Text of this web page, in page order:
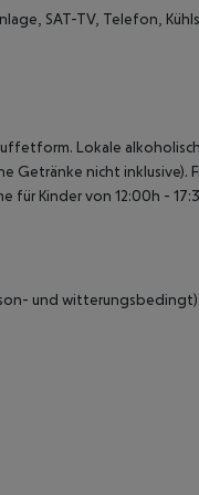
SAT-TV, Telefon,
Lokale
Getränke nicht inklusive).
für Kinder von 12:00h -
und witterungsbedingt).